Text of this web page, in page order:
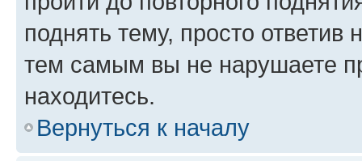
поднять тему, просто ответив
тем самым вы не нарушаете
находитесь.
Вернуться к началу